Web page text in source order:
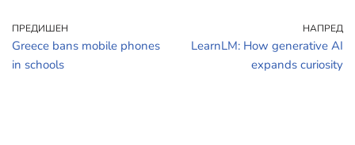
ПРЕДИШЕН
Greece bans mobile phones
in schools
НАПРЕД
LearnLM: How generative AI
expands curiosity